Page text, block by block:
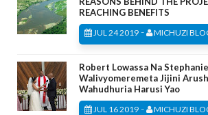
REACHING BENEFITS
JUL 24 2019 - MICHUZI
Robert Lowassa Na
Walivyomeremeta Jijini
Wahudhuria Harusi Yao
JUL 16 2019 - MICHUZI